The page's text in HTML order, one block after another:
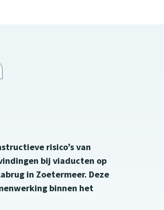
risico’s van
bij viaducten op
in Zoetermeer. Deze
binnen het